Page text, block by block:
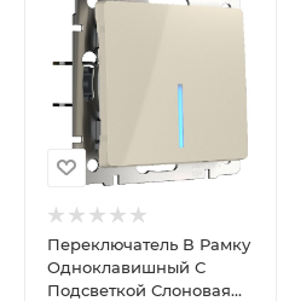
Переключатель В Рамку
Одноклавишный С
Подсветкой Слоновая